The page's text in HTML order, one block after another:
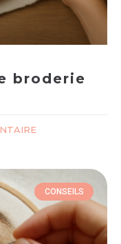
broderie
CONSEILS